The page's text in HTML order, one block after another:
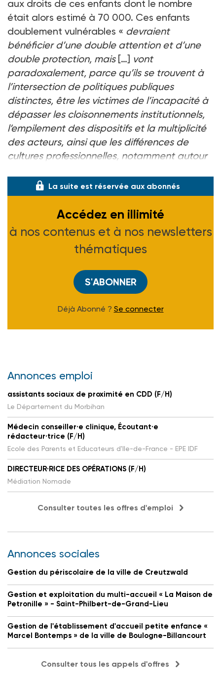
aux droits de ces enfants dont le nombre
était alors estimé à 70 000. Ces enfants
doublement vulnérables « devraient
bénéficier d’une double attention et d’une
double protection, mais[…] vont
paradoxalement, parce qu’ils se trouvent à
l’intersection de politiques publiques
distinctes, être les victimes de l’incapacité à
dépasser les cloisonnements institutionnels,
l’empilement des dispositifs et la multiplicité
des acteurs, ainsi que les différences de
cultures professionnelles, notamment autour
La suite est réservée aux abonnés
Accédez en illimité
à nos contenus et à nos newsletters
thématiques
S'ABONNER
Déjà Abonné ? Se connecter
Annonces emploi
assistants sociaux de proximité en CDD (F/H)
Le Département du Morbihan
Médecin conseiller·e clinique, Écoutant·e
rédacteur·trice (F/H)
Ecole des Parents et Educateurs d'Ile-de-France - EPE IDF
DIRECTEUR·RICE DES OPÉRATIONS (F/H)
Médiation Nomade
Consulter toutes les offres d'emploi
Annonces sociales
Gestion du périscolaire de la ville de Creutzwald
Gestion et exploitation du multi-accueil « La Maison de
Petronille » - Saint-Philbert-de-Grand-Lieu
Gestion de l'établissement d'accueil petite enfance «
Marcel Bontemps » de la ville de Boulogne-Billancourt
Consulter tous les appels d'offres